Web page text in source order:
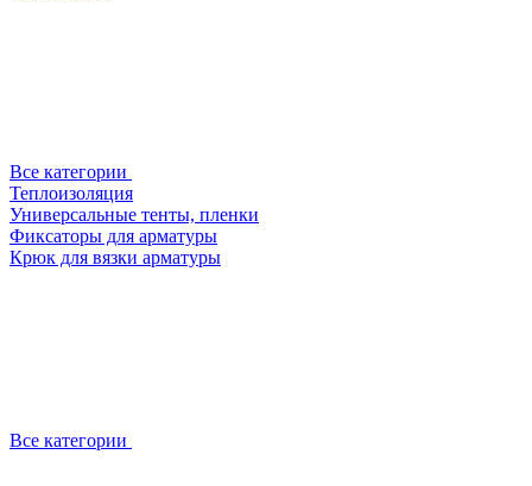
Все категории
Теплоизоляция
Универсальные тенты, пленки
Фиксаторы для арматуры
Крюк для вязки арматуры
Все категории